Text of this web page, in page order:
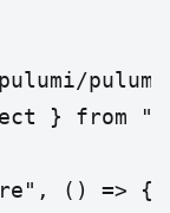
} from
() => {